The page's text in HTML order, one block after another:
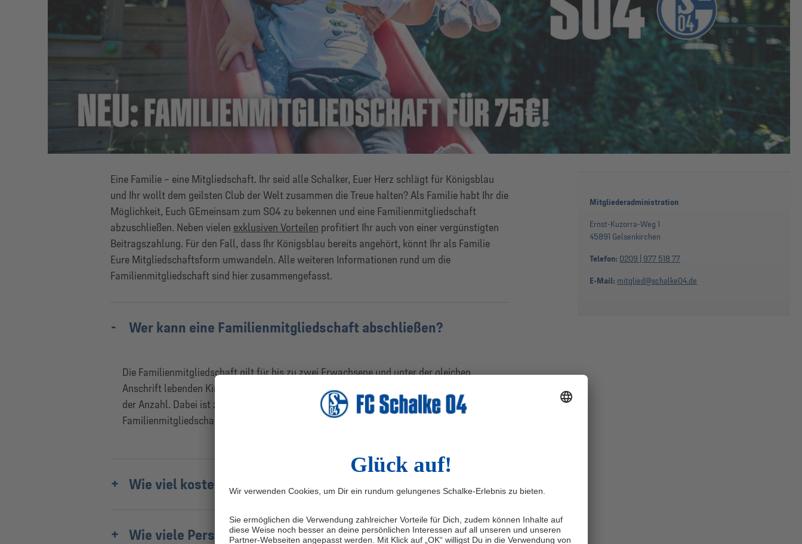
Eine Familie – eine Mitgliedschaft. Ihr seid alle Schalker, Euer Herz schlägt für Königsblau
und Ihr wollt dem geilsten Club der Welt zusammen die Treue halten? Als Familie habt Ihr die
Möglichkeit, Euch GEmeinsam zum S04 zu bekennen und eine Familienmitgliedschaft
abzuschließen. Neben vielen exklusiven Vorteilen profitiert Ihr auch von einer vergünstigten
Beitragszahlung. Für den Fall, dass Ihr Königsblau bereits angehört, könnt Ihr als Familie
Eure Mitgliedschaftsform umwandeln. Alle weiteren Informationen rund um die
Familienmitgliedschaft sind hier zusammengefasst.
Wer kann eine Familienmitgliedschaft abschließen?
Die Familienmitgliedschaft gilt für bis zu zwei Erwachsene und unter der gleichen
Anschrift lebenden Kinder bis zur Vollendung des 18. Lebensjahres – unabhängig von
der Anzahl. Dabei ist zu beachten, dass mindestens ein minderjähriges Kind Teil der
Familienmitgliedschaft ist.
Wie viel kostet die Familienmitgliedschaft?
Wie viele Personen können Teil einer Familienmitgliedschaft
Mitgliederadministration
Ernst-Kuzorra-Weg 1
45891 Gelsenkirchen
Telefon: 0209 | 977 518 77
E-Mail: mitglied@schalke04.de